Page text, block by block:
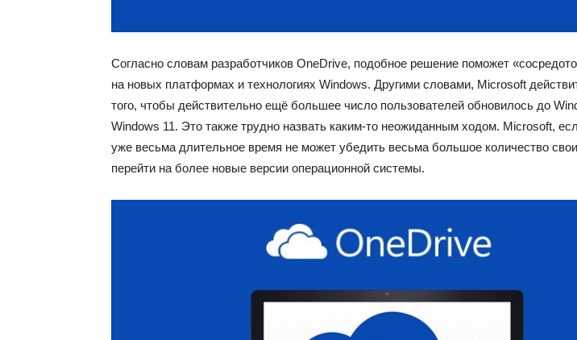
Согласно словам разработчиков OneDrive, подобное решение поможет
на новых платформах и технологиях Windows. Другими словами, Microsoft
того, чтобы действительно ещё большее число пользователей обновилось до
Windows 11. Это также трудно назвать каким-то неожиданным ходом. Microsoft,
уже весьма длительное время не может убедить весьма большое количество
перейти на более новые версии операционной системы.